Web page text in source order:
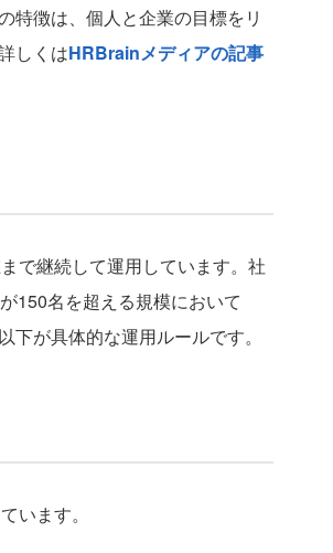
特徴は、個人と企業の目標をリ
しくはHRBrainメディアの記事
で継続して運用しています。社
150名を超える規模において
が具体的な運用ルールです。
います。